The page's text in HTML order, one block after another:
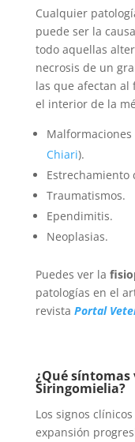
Cualquier
puede ser la
todo aquellas
necrosis de un
las que afectan
el interior de la
Malformaciones
Chiari).
Estrechamiento
Traumatismos.
Ependimitis.
Neoplasias.
Puedes ver la
patologías en el
revista Portal
¿Qué síntomas
Siringomielia?
Los signos
expansión